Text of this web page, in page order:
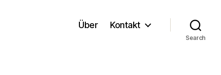
Über Kontakt
Search